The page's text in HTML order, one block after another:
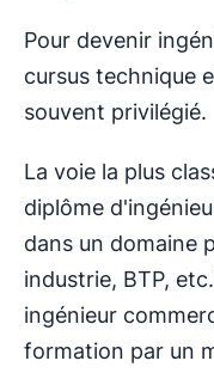
Pour devenir
cursus technique
souvent privilégié.
La voie la plus
diplôme
dans un domaine
industrie, BTP,
ingénieur
formation par un